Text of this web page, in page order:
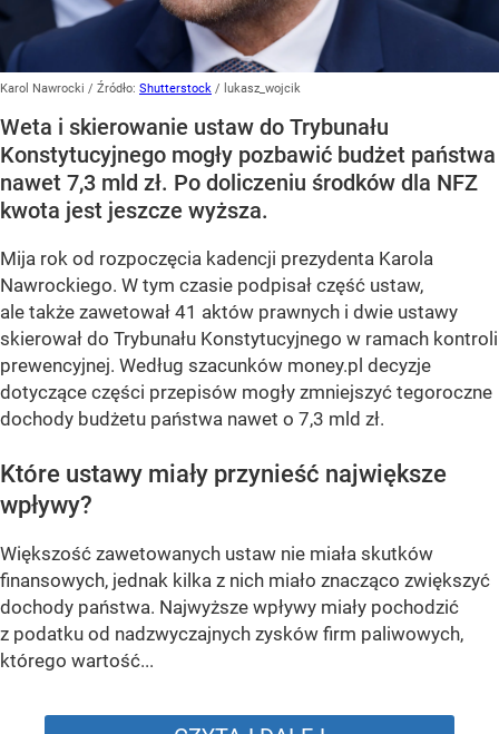
Karol Nawrocki / Źródło: Shutterstock / lukasz_wojcik
Weta i skierowanie ustaw do Trybunału
Konstytucyjnego mogły pozbawić budżet państwa
nawet 7,3 mld zł. Po doliczeniu środków dla NFZ
kwota jest jeszcze wyższa.
Mija rok od rozpoczęcia kadencji prezydenta Karola
Nawrockiego. W tym czasie podpisał część ustaw,
ale także zawetował 41 aktów prawnych i dwie ustawy
skierował do Trybunału Konstytucyjnego w ramach kontroli
prewencyjnej. Według szacunków money.pl decyzje
dotyczące części przepisów mogły zmniejszyć tegoroczne
dochody budżetu państwa nawet o 7,3 mld zł.
Które ustawy miały przynieść największe
wpływy?
Większość zawetowanych ustaw nie miała skutków
finansowych, jednak kilka z nich miało znacząco zwiększyć
dochody państwa. Najwyższe wpływy miały pochodzić
z podatku od nadzwyczajnych zysków firm paliwowych,
którego wartość...